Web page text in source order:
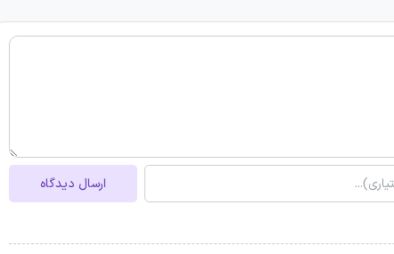
ارسال دیدگاه